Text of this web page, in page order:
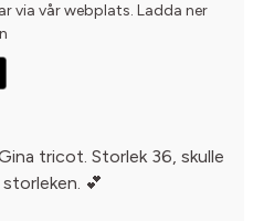
via vår webplats. Ladda ner
tricot. Storlek 36, skulle
💕